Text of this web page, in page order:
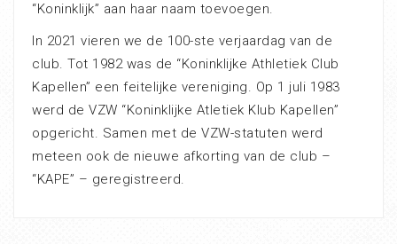
“Koninklijk” aan haar naam toevoegen.
In 2021 vieren we de 100-ste verjaardag van de
club. Tot 1982 was de “Koninklijke Athletiek Club
Kapellen” een feitelijke vereniging. Op 1 juli 1983
werd de VZW “Koninklijke Atletiek Klub Kapellen”
opgericht. Samen met de VZW-statuten werd
meteen ook de nieuwe afkorting van de club –
“KAPE” – geregistreerd.